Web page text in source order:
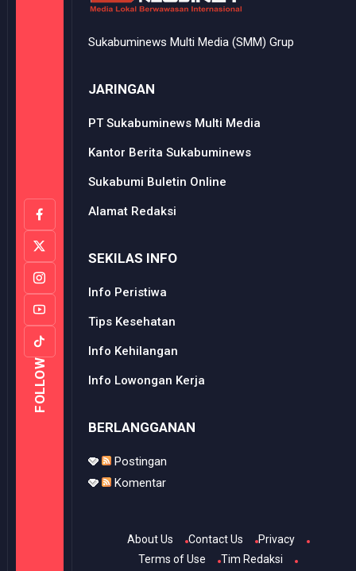
FOLLOW
Sukabuminews Multi Media (SMM) Grup
JARINGAN
PT Sukabuminews Multi Media
Kantor Berita Sukabuminews
Sukabumi Buletin Online
Alamat Redaksi
SEKILAS INFO
Info Peristiwa
Tips Kesehatan
Info Kehilangan
Info Lowongan Kerja
BERLANGGANAN
Postingan
Komentar
About Us Contact Us
Privacy
Terms of Use
Tim Redaksi